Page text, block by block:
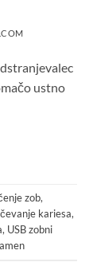
ustno
zob,
kariesa,
, USB zobni